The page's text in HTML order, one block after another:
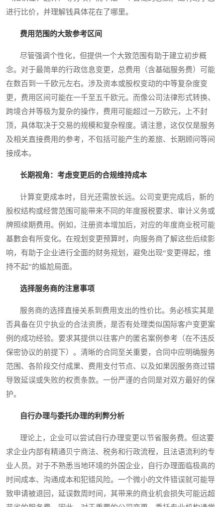
进行比价，并理解钱具体花在了哪里。
费用范围的大致参考区间
尽管强调个性化，但提供一个大致范围有助于建立初步概
念。对于最简单的行政信息变更，总费用（含基础服务费）可能
在数百到一千欧元左右。涉及资本或股权变动的中等复杂度变
更，费用区间可能在一千至五千欧元。而像公司法律形式转换、
跨境合并等极为复杂的操作，费用可能超过一万欧元，上不封
顶，具体取决于交易的规模和复杂程度。请注意，这仅仅是服务
及相关直接费用的参考，不包括可能产生的差旅、长期顾问等间
接成本。
长期视角：考虑变更后的合规维持成本
计算变更成本时，目光还需放长远。公司变更完成后，新的
股权结构或经营范围可能带来不同的年度报税要求、审计义务或
牌照续期费用。例如，注册资本增加后，对应的年度商业税可能
基數会有所变化。在规划变更预算时，向服务商了解这些后续影
响，有助于企业进行全面的财务规划，避免出现“变更得起，维
持不起”的尴尬局面。
选择服务商的注意事项
服务商的选择直接关系到费用支出的性价比。务必核实其是
否具备在贝宁执业的合法资质，是否有处理类似国际客户变更案
例的成功经验。要求其提供以往客户的匿名案例参考（在不违反
保密协议的前提下）。清晰的合同至关重要，合同中应明确服务
范围、各阶段交付成果、费用支付节点、以及如果因服务商过错
导致延误或失败的权责条款。一份严谨的合同是对双方最好的保
护。
自行办理与委托办理的利弊分析
理论上，企业可以尝试自行办理变更以节省服务费。但这要
求企业内部有精通贝宁商法、税务和行政流程，且法语流利的专
业人员。对于不熟悉当地环境的外国企业，自行办理面临极高的
时间成本、沟通成本和犯错风险。一个微小的文件错误就可能导
致申请被退回，延误数周时间，其带来的商业机会损失可能远超